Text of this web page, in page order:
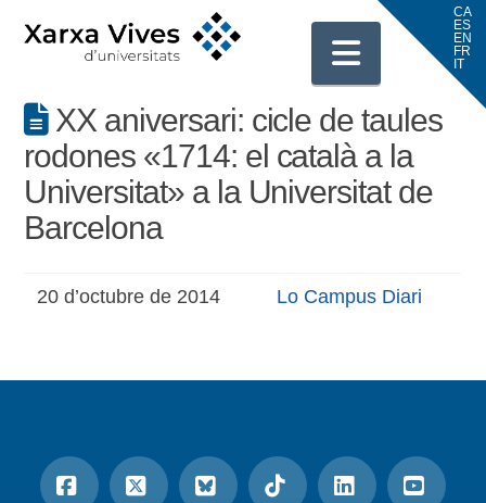
XX aniversari: cicle de taules
rodones «1714: el català a la
Universitat» a la Universitat de
Barcelona
20 d’octubre de 2014 Lo Campus Diari